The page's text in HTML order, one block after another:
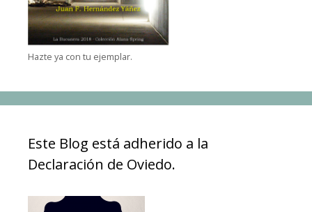
Hazte ya con tu ejemplar.
Este Blog está adherido a la
Declaración de Oviedo.